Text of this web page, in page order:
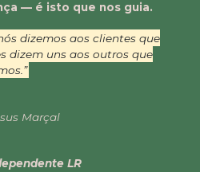
— é isto que nos guia.
dizemos aos clientes que
dizem uns aos outros que
Marçal
LR